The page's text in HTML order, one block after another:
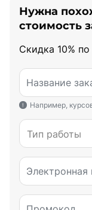
Нужна
стоимость
Скидка 10%
Название
Например,
Электронная